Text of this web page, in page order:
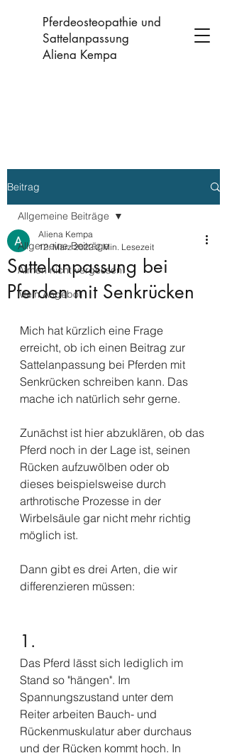
Pferdeosteopathie und
Sattelanpassung
Aliena Kempa
Beitrag
Allgemeine Beiträge
Atmen nicht vergessen!
Mein Angebot
Allgemeine Beiträge
Sattelanpassung bei
Pferden mit Senkrücken
Aliena Kempa
12. März 2022 2 Min. Lesezeit
Mich hat kürzlich eine Frage
erreicht, ob ich einen Beitrag zur
Sattelanpassung bei Pferden mit
Senkrücken schreiben kann. Das
mache ich natürlich sehr gerne.
Zunächst ist hier abzuklären, ob das
Pferd noch in der Lage ist, seinen
Rücken aufzuwölben oder ob
dieses beispielsweise durch
arthrotische Prozesse in der
Wirbelsäule gar nicht mehr richtig
möglich ist.
Dann gibt es drei Arten, die wir
differenzieren müssen:
1.
Das Pferd lässt sich lediglich im
Stand so "hängen". Im
Spannungszustand unter dem
Reiter arbeiten Bauch- und
Rückenmuskulatur aber durchaus
und der Rücken kommt hoch. In